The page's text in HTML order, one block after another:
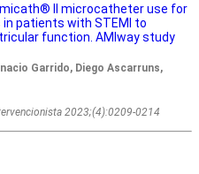
II microcatheter use for
patients with STEMI to
function. AMIway study
Garrido, Diego Ascarruns,
2023;(4):0209-0214